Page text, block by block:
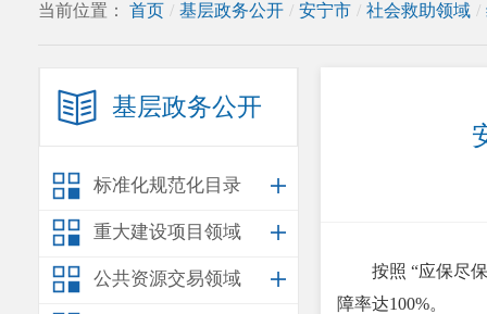
当前位置： 首页 / 基层政务公开 / 安宁市 / 社会救助领域 /
基层政务公开
标准化规范化目录
重大建设项目领域
公共资源交易领域
按照 “应保尽
障率达100%。